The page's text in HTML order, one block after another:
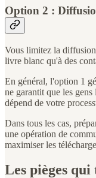
Option 2 :
Vous limitez la
livre blanc qu'à des
En général, l'option 1
ne garantit que les
dépend de votre
Dans tous les cas,
une opération de
maximiser les
Les pièges